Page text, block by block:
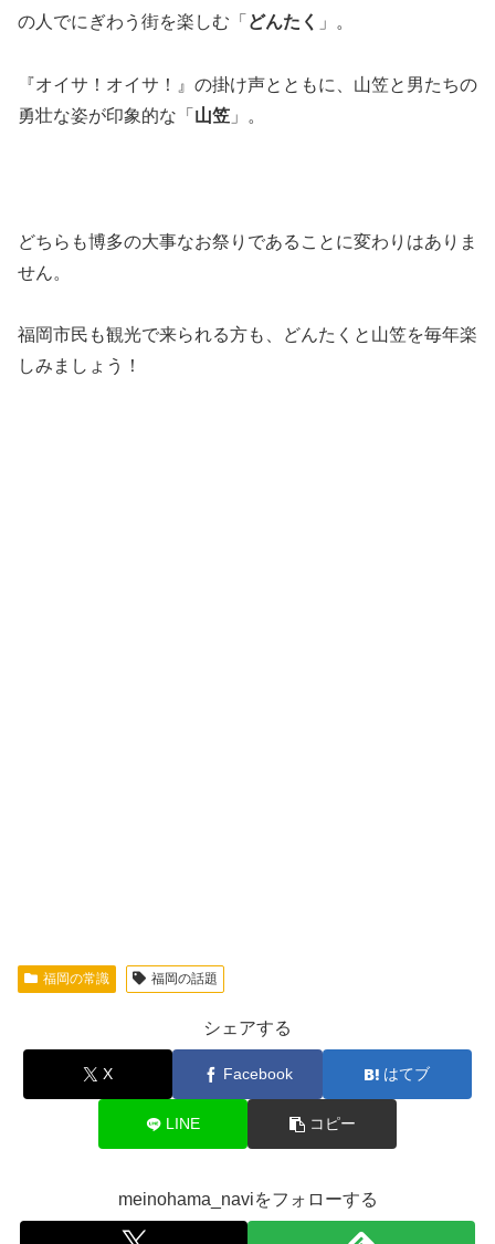
の人でにぎわう街を楽しむ「 どんたく 」。
『オイサ！オイサ！』の掛け声とともに、山笠と男たちの
勇壮な姿が印象的な「 山笠 」。
どちらも博多の大事なお祭りであることに変わりはありま
せん。
福岡市民も観光で来られる方も、どんたくと山笠を毎年楽
しみましょう！
福岡の常識 福岡の話題
シェアする
X Facebook はてブ
LINE コピー
meinohama_naviをフォローする